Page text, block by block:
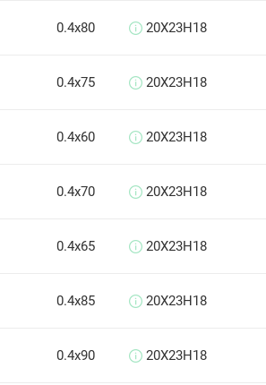
0.4х80 20Х23Н18
0.4х75 20Х23Н18
0.4х60 20Х23Н18
0.4х70 20Х23Н18
0.4х65 20Х23Н18
0.4х85 20Х23Н18
0.4х90 20Х23Н18